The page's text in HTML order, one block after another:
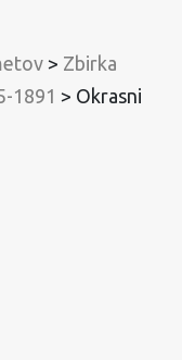
> Zbirka
1891 > Okrasni